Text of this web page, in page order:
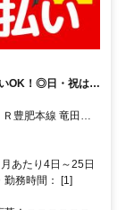
OK！◎日・祝は日
豊肥本線 竜田口
あたり4日～25日
勤務時間： [1]